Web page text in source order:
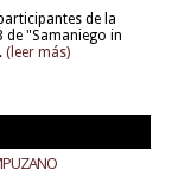
de la
de "Samaniego in
(leer más)